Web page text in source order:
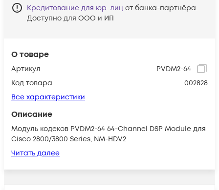
О товаре
Артикул
PVDM2-64
Код товара
002828
Все характеристики
Описание
Модуль кодеков PVDM2-64 64-Channel DSP Module для
Cisco 2800/3800 Series, NM-HDV2
Читать далее
Кредитование для юр. лиц от банка-партнёра.
Доступно для ООО и ИП